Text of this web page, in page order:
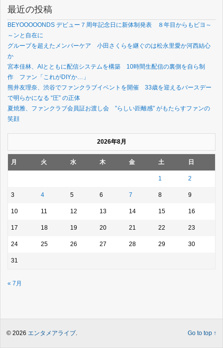
最近の投稿
BEYOOOOONDS デビュー７周年記念日に新体制発表 ８年目からもビヨ～
～ンと自在に
グループを超えたメンバーケア 小田さくらを継ぐのは松永里愛か河西結心
か
宮本佳林、AIとともに配信システムを構築 10時間生配信の裏側を自ら制
作 ファン「これがDIYか…」
熊井友理奈、渋谷でファンクラブイベントを開催 33歳を迎えるバースデー
で明らかになる “圧” の正体
夏焼雅、ファンクラブ会員証お渡し会 ”らしい距離感” がもたらすファンの
笑顔
2026年8月
月 火 水 木 金 土 日
1 2
3 4 5 6 7 8 9
10 11 12 13 14 15 16
17 18 19 20 21 22 23
24 25 26 27 28 29 30
31
« 7月
Go to top ↑
© 2026 エンタメアライブ.